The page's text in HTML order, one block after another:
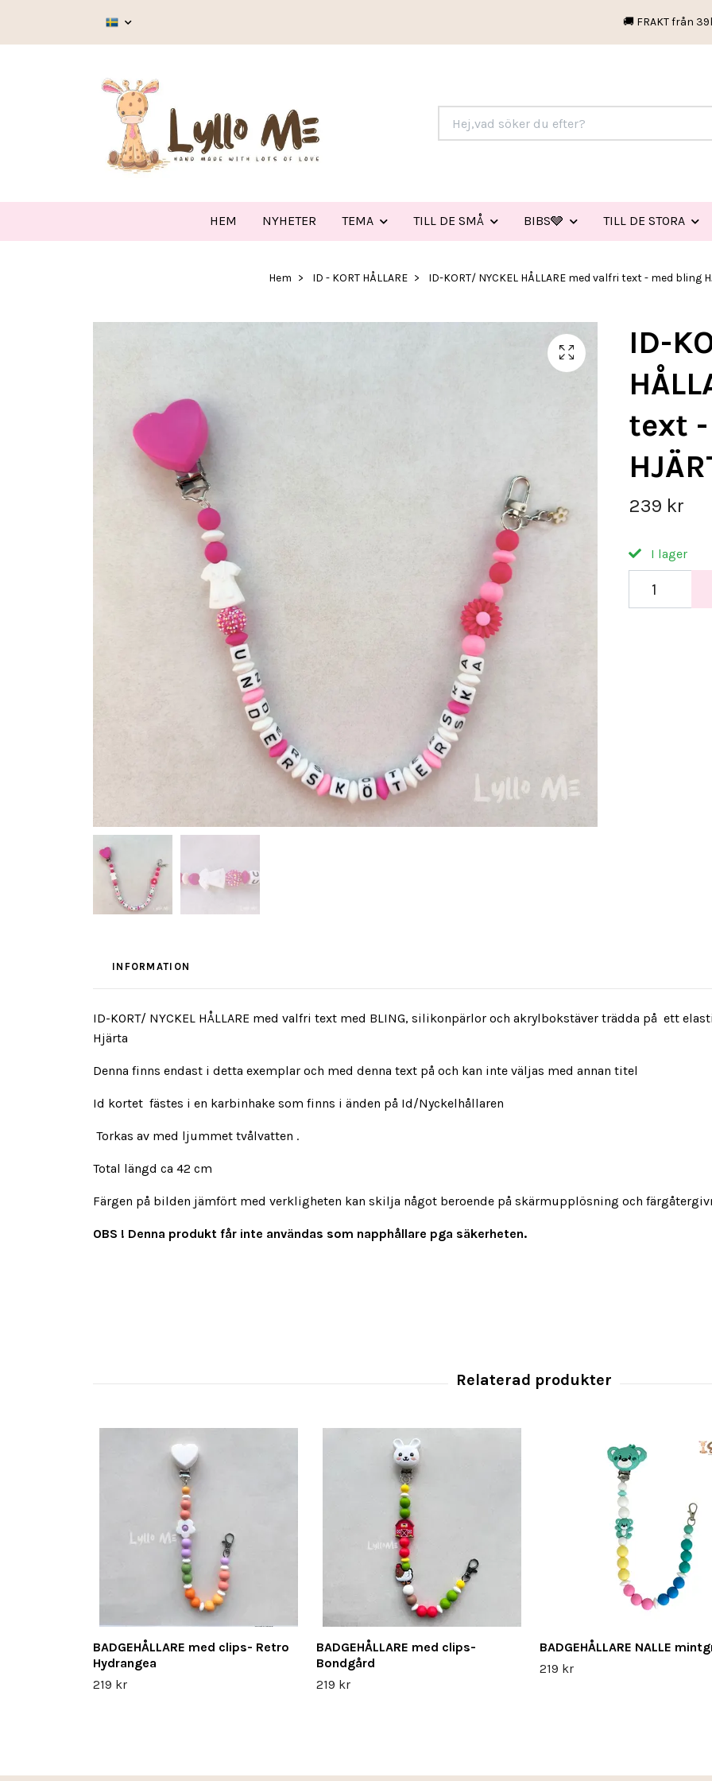
🚚 FRAKT från
HEM NYHETER TEMA TILL DE SMÅ BIBS🩶 TILL DE STORA
Hem ID - KORT HÅLLARE ID-KORT/ NYCKEL HÅLLARE med valfri text - med bling
ID-
text
239 kr
I lager
INFORMATION
ID-KORT/ NYCKEL HÅLLARE med valfri text med BLING, silikonpärlor och akrylbokstäver trädda på ett
Hjärta
Denna finns endast i detta exemplar och med denna text på och kan inte väljas med annan titel
Id kortet fästes i en karbinhake som finns i änden på Id/Nyckelhållaren
Torkas av med ljummet tvålvatten .
Total längd ca 42 cm
Färgen på bilden jämfört med verkligheten kan skilja något beroende på skärmupplösning och
OBS ! Denna produkt får inte användas som napphållare pga säkerheten.
BADGEHÅLLARE med clips- Retro
Hydrangea
219 kr
BADGEHÅLLARE med clips-
Bondgård
219 kr
BADGEHÅLLARE NALLE
219 kr